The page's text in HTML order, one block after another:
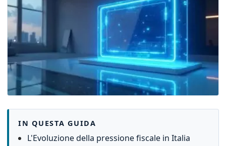
IN QUESTA GUIDA
L'Evoluzione della pressione fiscale in Italia